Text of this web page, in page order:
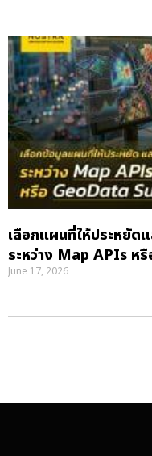
เลือกแผนที่ให้ประหยัด
ระหว่าง Map APIs ห
June 17, 2026